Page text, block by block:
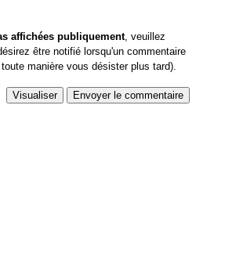
affichées publiquement, veuillez
être notifié lorsqu'un commentaire
manière vous désister plus tard).